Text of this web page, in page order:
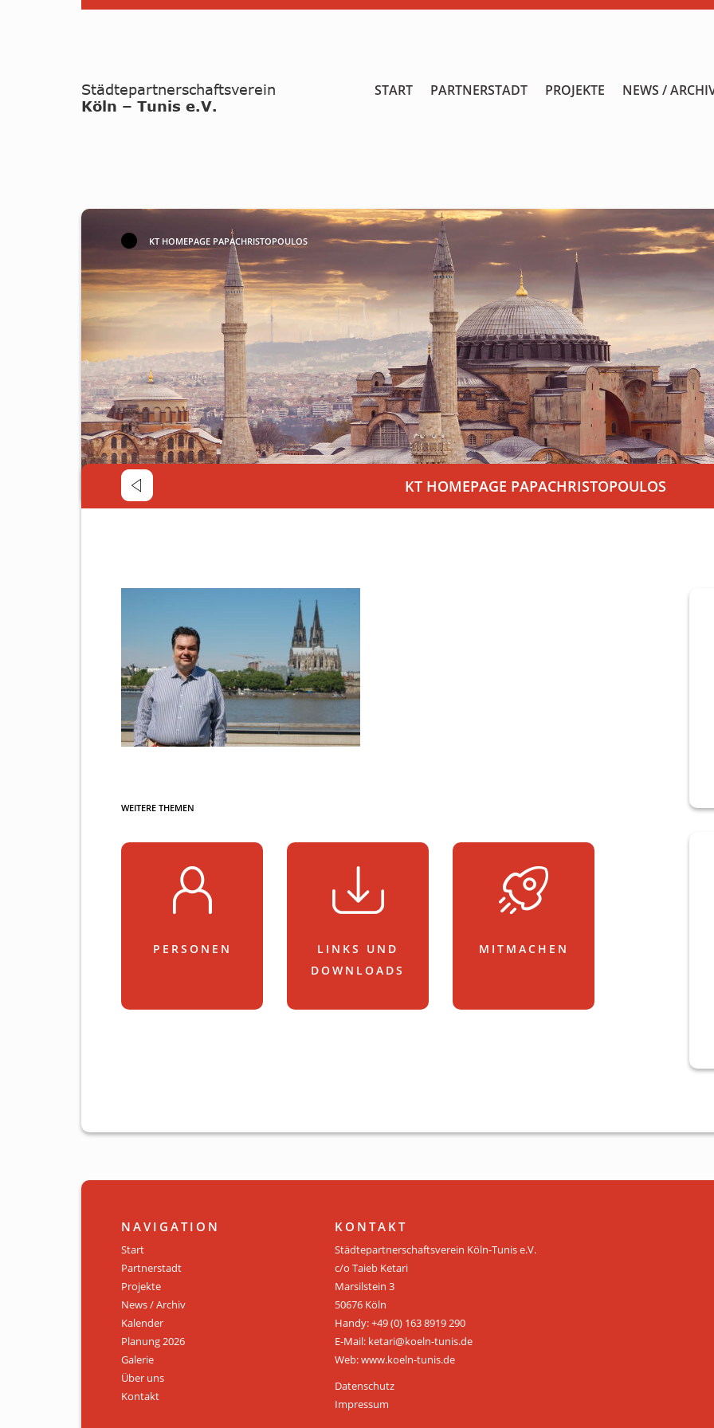
START PARTNERSTADT PROJEKTE NEWS /
KT HOMEPAGE PAPACHRISTOPOULOS
KT HOMEPAGE PAPACHRISTOPOULOS
WEITERE THEMEN
PERSONEN
LINKS UND
DOWNLOADS
MITMACHEN
NAVIGATION
Start
Partnerstadt
Projekte
News / Archiv
Kalender
Planung 2026
Galerie
Über uns
Kontakt
KONTAKT
Städtepartnerschaftsverein Köln-Tunis e.V.
c/o Taieb Ketari
Marsilstein 3
50676 Köln
Handy: +49 (0) 163 8919 290
E-Mail: ketari@koeln-tunis.de
Web: www.koeln-tunis.de
Datenschutz
Impressum
Archiv
KALENDER
PLANUNG 2026
GALERIE
ÜBER UNS
Personen
Mitglied werden
Satzung
Links & Downloads